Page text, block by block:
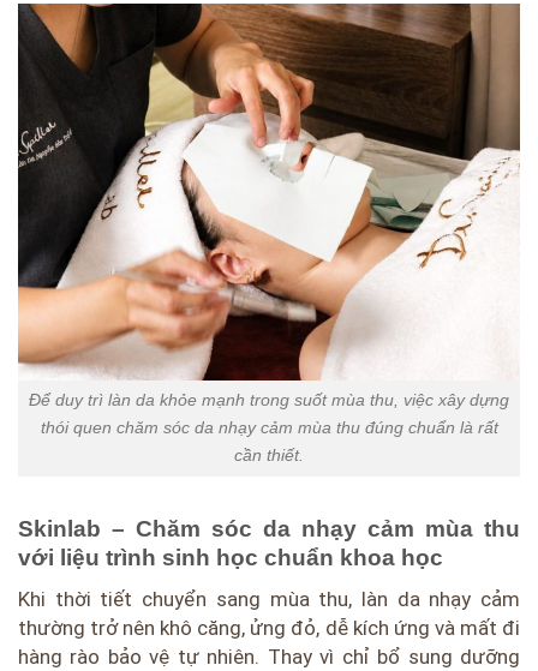
Để duy trì làn da khỏe mạnh trong suốt mùa thu, việc xây dựng
thói quen chăm sóc da nhạy cảm mùa thu đúng chuẩn là rất
cần thiết.
Skinlab – Chăm sóc da nhạy cảm mùa thu
với liệu trình sinh học chuẩn khoa học
Khi thời tiết chuyển sang mùa thu, làn da nhạy cảm
thường trở nên khô căng, ửng đỏ, dễ kích ứng và mất đi
hàng rào bảo vệ tự nhiên. Thay vì chỉ bổ sung dưỡng